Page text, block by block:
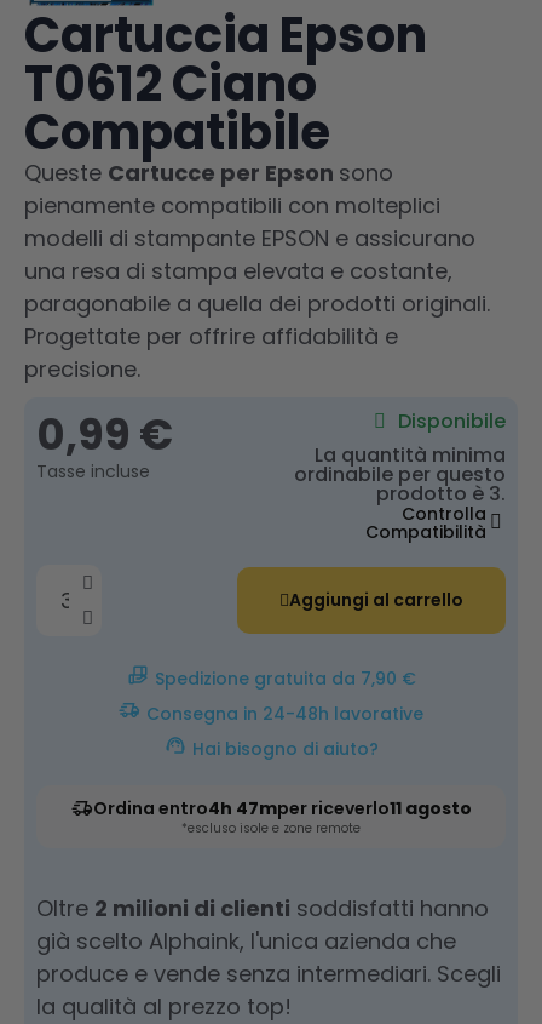
Cartuccia Epson
T0612 Ciano
Compatibile
Queste Cartucce per Epson sono
pienamente compatibili con molteplici
modelli di stampante EPSON e assicurano
una resa di stampa elevata e costante,
paragonabile a quella dei prodotti originali.
Progettate per offrire affidabilità e
precisione.
0,99 €
Tasse incluse
Disponibile
La quantità minima
ordinabile per questo
prodotto è 3.
Controlla
Compatibilità
Aggiungi al carrello
Spedizione gratuita da 7,90 €
Consegna in 24-48h lavorative
Hai bisogno di aiuto?
Ordina entro4h 47mper riceverlo11 agosto
*escluso isole e zone remote
Oltre 2 milioni di clienti soddisfatti hanno
già scelto Alphaink, l'unica azienda che
produce e vende senza intermediari. Scegli
la qualità al prezzo top!